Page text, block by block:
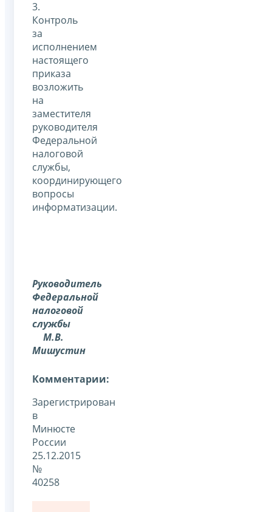
3.
Контроль
за
исполнением
настоящего
приказа
возложить
на
заместителя
руководителя
Федеральной
налоговой
службы,
координирующего
вопросы
информатизации.
Руководитель
Федеральной
налоговой
службы
М.В.
Мишустин
Комментарии:
Зарегистрирован
в
Минюсте
России
25.12.2015
№
40258